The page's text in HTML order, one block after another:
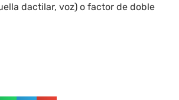
dactilar, voz) o factor de doble